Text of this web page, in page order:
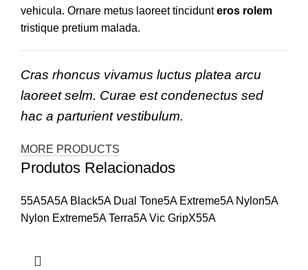
vehicula. Ornare metus laoreet tincidunteros rolem
tristique pretium malada.
Cras rhoncus vivamus luctus platea arcu
laoreet selm. Curae est condenectus sed
hac a parturient vestibulum.
MORE PRODUCTS
Produtos Relacionados
55A5A5A Black5A Dual Tone5A Extreme5A Nylon5A
Nylon Extreme5A Terra5A Vic GripX55A